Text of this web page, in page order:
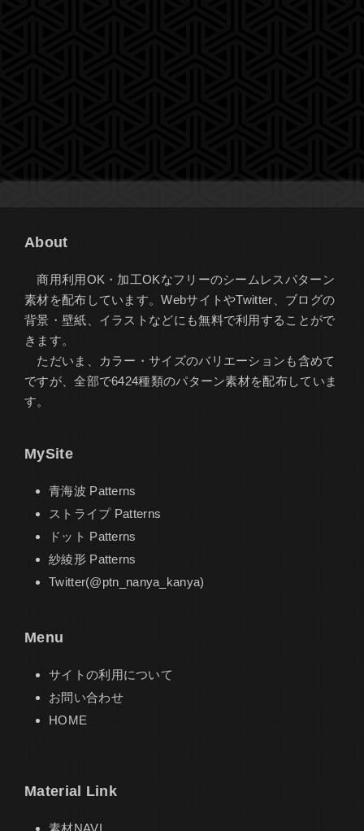
About
商用利用OK・加工OKなフリーのシームレスパターン
素材を配布しています。WebサイトやTwitter、ブログの
背景・壁紙、イラストなどにも無料で利用することがで
きます。
ただいま、カラー・サイズのバリエーションも含めて
ですが、全部で6424種類のパターン素材を配布していま
す。
MySite
青海波 Patterns
ストライプ Patterns
ドット Patterns
紗綾形 Patterns
Twitter(@ptn_nanya_kanya)
Menu
サイトの利用について
お問い合わせ
HOME
Material Link